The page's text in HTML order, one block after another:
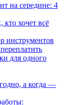
на середине: 4
кто хочет всё
инструментов
для одного
а когда —